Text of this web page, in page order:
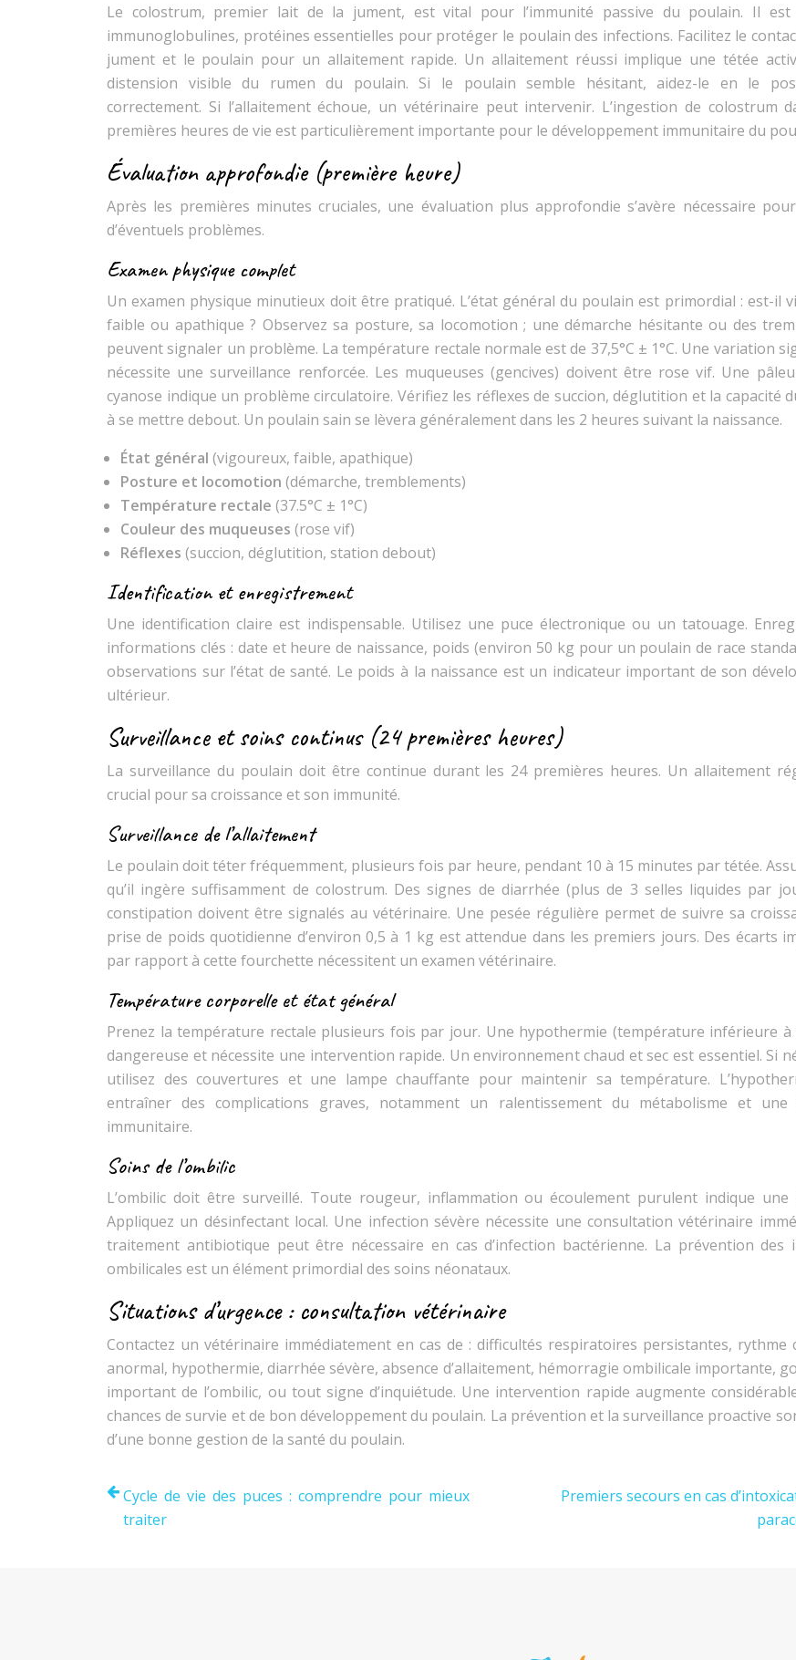
Le colostrum, premier lait de la jument, est vital pour l’immunité passive du poulain. Il
immunoglobulines, protéines essentielles pour protéger le poulain des infections. Facilitez le
jument et le poulain pour un allaitement rapide. Un allaitement réussi implique une tétée
distension visible du rumen du poulain. Si le poulain semble hésitant, aidez-le en le
correctement. Si l’allaitement échoue, un vétérinaire peut intervenir. L’ingestion de colostrum
premières heures de vie est particulièrement importante pour le développement immunitaire du
Évaluation approfondie (première heure)
Après les premières minutes cruciales, une évaluation plus approfondie s’avère nécessaire
d’éventuels problèmes.
Examen physique complet
Un examen physique minutieux doit être pratiqué. L’état général du poulain est primordial : est-il
faible ou apathique ? Observez sa posture, sa locomotion ; une démarche hésitante ou des
peuvent signaler un problème. La température rectale normale est de 37,5°C ± 1°C. Une variation
nécessite une surveillance renforcée. Les muqueuses (gencives) doivent être rose vif. Une
cyanose indique un problème circulatoire. Vérifiez les réflexes de succion, déglutition et la capacité
à se mettre debout. Un poulain sain se lèvera généralement dans les 2 heures suivant la naissance.
État général (vigoureux, faible, apathique)
Posture et locomotion (démarche, tremblements)
Température rectale (37.5°C ± 1°C)
Couleur des muqueuses (rose vif)
Réflexes (succion, déglutition, station debout)
Identification et enregistrement
Une identification claire est indispensable. Utilisez une puce électronique ou un tatouage.
informations clés : date et heure de naissance, poids (environ 50 kg pour un poulain de race
observations sur l’état de santé. Le poids à la naissance est un indicateur important de son
ultérieur.
Surveillance et soins continus (24 premières heures)
La surveillance du poulain doit être continue durant les 24 premières heures. Un allaitement
crucial pour sa croissance et son immunité.
Surveillance de l’allaitement
Le poulain doit téter fréquemment, plusieurs fois par heure, pendant 10 à 15 minutes par tétée.
qu’il ingère suffisamment de colostrum. Des signes de diarrhée (plus de 3 selles liquides par
constipation doivent être signalés au vétérinaire. Une pesée régulière permet de suivre sa
prise de poids quotidienne d’environ 0,5 à 1 kg est attendue dans les premiers jours. Des écarts
par rapport à cette fourchette nécessitent un examen vétérinaire.
Température corporelle et état général
Prenez la température rectale plusieurs fois par jour. Une hypothermie (température inférieure à
dangereuse et nécessite une intervention rapide. Un environnement chaud et sec est essentiel. Si
utilisez des couvertures et une lampe chauffante pour maintenir sa température.
entraîner des complications graves, notamment un ralentissement du métabolisme et une
immunitaire.
Soins de l’ombilic
L’ombilic doit être surveillé. Toute rougeur, inflammation ou écoulement purulent indique une
Appliquez un désinfectant local. Une infection sévère nécessite une consultation vétérinaire
traitement antibiotique peut être nécessaire en cas d’infection bactérienne. La prévention des
ombilicales est un élément primordial des soins néonataux.
Situations d’urgence : consultation vétérinaire
Contactez un vétérinaire immédiatement en cas de : difficultés respiratoires persistantes, rythme
anormal, hypothermie, diarrhée sévère, absence d’allaitement, hémorragie ombilicale importante,
important de l’ombilic, ou tout signe d’inquiétude. Une intervention rapide augmente
chances de survie et de bon développement du poulain. La prévention et la surveillance proactive
d’une bonne gestion de la santé du poulain.
Cycle de vie des puces : comprendre pour mieux
traiter
Premiers secours en cas